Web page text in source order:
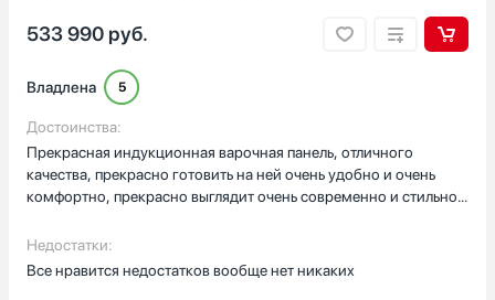
533 990 руб.
Владлена 5
Достоинства:
Прекрасная индукционная варочная панель, отличного
качества, прекрасно готовить на ней очень удобно и очень
комфортно, прекрасно выглядит очень современно и стильно
панели вообще нет, все по делу и все стильно. Конфорки
максимально качественные и максимально мощные, вода
вскипает на них просто за щипанные минуты! Установили
Недостатки:
Все нравится недостатков вообще нет никаких